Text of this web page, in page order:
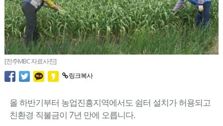
[전주MBC 자료사진]
링크복사
올 하반기부터 농업진흥지역에서도 쉼터 설치가 허용되고
친환경 직불금이 7년 만에 오릅니다.